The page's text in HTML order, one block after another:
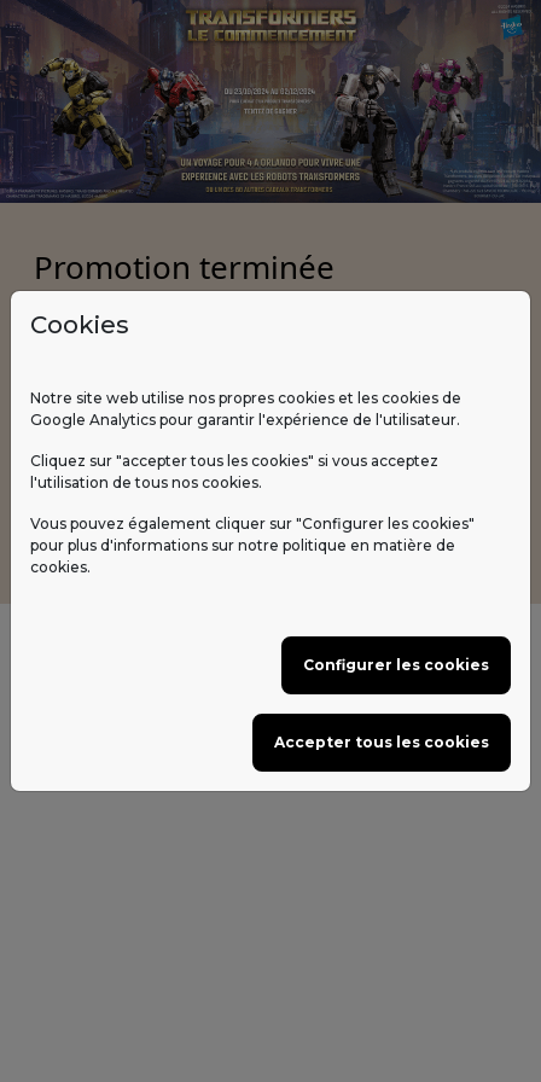
Promotion terminée
promotion a pris fin le 02/12/2024.
Politique de cookies
Règlement
Contact
Cookies
Notre site web utilise nos propres cookies et les cookies de
Google Analytics pour garantir l'expérience de l'utilisateur.
Cliquez sur "accepter tous les cookies" si vous acceptez
l'utilisation de tous nos cookies.
Vous pouvez également cliquer sur "Configurer les cookies"
pour plus d'informations sur notre politique en matière de
cookies.
Configurer les cookies
Accepter tous les cookies